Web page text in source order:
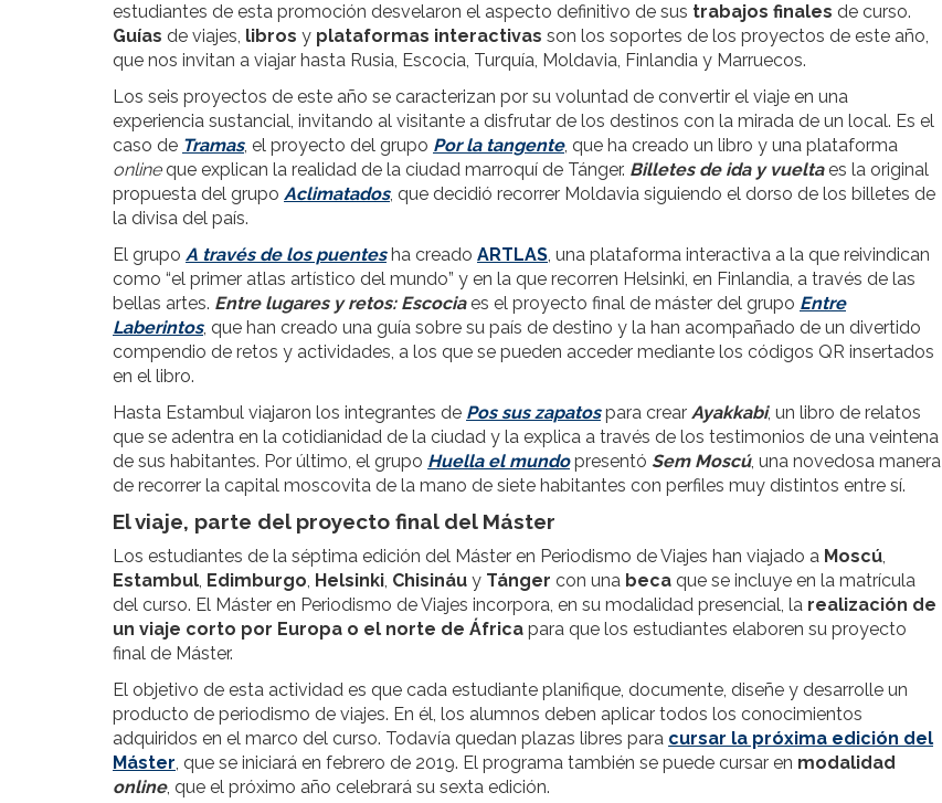
estudiantes de esta promoción desvelaron el aspecto definitivo de sus trabajos finales de curso.
Guías de viajes, libros y plataformas interactivas son los soportes de los proyectos de este año,
que nos invitan a viajar hasta Rusia, Escocia, Turquía, Moldavia, Finlandia y Marruecos.
Los seis proyectos de este año se caracterizan por su voluntad de convertir el viaje en una
experiencia sustancial, invitando al visitante a disfrutar de los destinos con la mirada de un local. Es el
caso de Tramas, el proyecto del grupo Por la tangente, que ha creado un libro y una plataforma
onlineque explican la realidad de la ciudad marroquí de Tánger. Billetes de ida y vueltaes la original
propuesta del grupo Aclimatados, que decidió recorrer Moldavia siguiendo el dorso de los billetes de
la divisa del país.
El grupo A través de los puentesha creado ARTLAS, una plataforma interactiva a la que reivindican
como “el primer atlas artístico del mundo” y en la que recorren Helsinki, en Finlandia, a través de las
bellas artes. Entre lugares y retos: Escociaes el proyecto final de máster del grupo Entre
Laberintos, que han creado una guía sobre su país de destino y la han acompañado de un divertido
compendio de retos y actividades, a los que se pueden acceder mediante los códigos QR insertados
en el libro.
Hasta Estambul viajaron los integrantes de Pos sus zapatospara crear Ayakkabi, un libro de relatos
que se adentra en la cotidianidad de la ciudad y la explica a través de los testimonios de una veintena
de sus habitantes. Por último, el grupo Huella el mundopresentó Sem Moscú, una novedosa manera
de recorrer la capital moscovita de la mano de siete habitantes con perfiles muy distintos entre sí.
El viaje, parte del proyecto final del Máster
Los estudiantes de la séptima edición del Máster en Periodismo de Viajes han viajado a Moscú,
Estambul, Edimburgo, Helsinki, Chisináu y Tánger con una beca que se incluye en la matrícula
del curso. El Máster en Periodismo de Viajes incorpora, en su modalidad presencial, la realización de
un viaje corto por Europa o el norte de África para que los estudiantes elaboren su proyecto
final de Máster.
El objetivo de esta actividad es que cada estudiante planifique, documente, diseñe y desarrolle un
producto de periodismo de viajes. En él, los alumnos deben aplicar todos los conocimientos
adquiridos en el marco del curso. Todavía quedan plazas libres para cursar la próxima edición del
Máster, que se iniciará en febrero de 2019. El programa también se puede cursar en modalidad
online, que el próximo año celebrará su sexta edición.